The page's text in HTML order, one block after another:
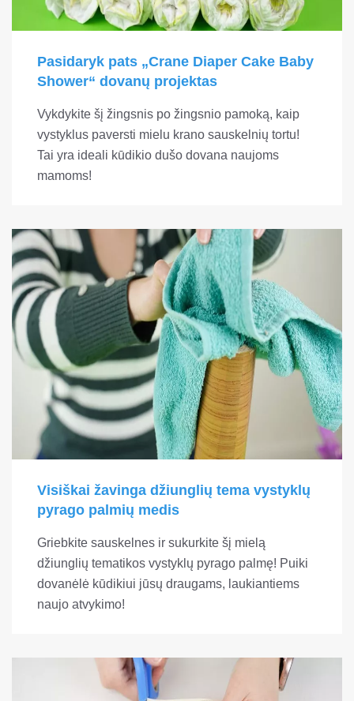
Pasidaryk pats „Crane Diaper Cake Baby
Shower“ dovanų projektas
Vykdykite šį žingsnis po žingsnio pamoką, kaip
vystyklus paversti mielu krano sauskelnių tortu!
Tai yra ideali kūdikio dušo dovana naujoms
mamoms!
Visiškai žavinga džiunglių tema vystyklų
pyrago palmių medis
Griebkite sauskelnes ir sukurkite šį mielą
džiunglių tematikos vystyklų pyrago palmę! Puiki
dovanėlė kūdikiui jūsų draugams, laukiantiems
naujo atvykimo!